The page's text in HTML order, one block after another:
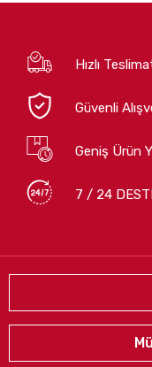
Hızlı
Güvenli
Geniş Ürün
7 / 24